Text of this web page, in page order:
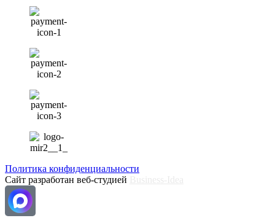
Политика конфиденциальности
Сайт разработан веб-студией